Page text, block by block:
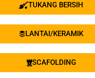
TUKANG BERSIH
LANTAI/KERAMIK
SCAFOLDING